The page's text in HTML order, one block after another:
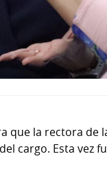
que la rectora de
cargo. Esta vez